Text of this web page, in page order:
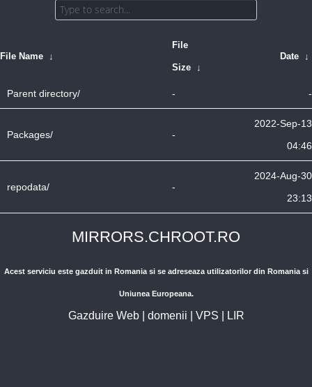
File Name ↓
File
Size ↓
Date ↓
Parent directory/ - -
Packages/ -
2022-Sep-13
04:46
repodata/ -
2024-Aug-30
23:13
MIRRORS.CHROOT.RO
Acest serviciu este gazduit in Romania si se adreseaza utilizatorilor din Romania si
Uniunea Europeana.
Gazduire Web| domenii VPS LIR